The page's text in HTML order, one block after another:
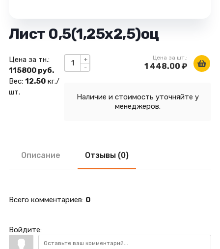
Лист 0,5(1,25х2,5)оц
-
+ Цена за шт.:
1 448.00 ₽
Наличие и стоимость уточняйте у
менеджеров.
Цена за тн.:
115800 руб.
Вес: 12.50кг./
шт.
Описание Отзывы (0)
Всего комментариев: 0
Войдите: